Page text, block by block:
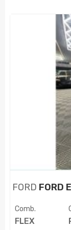
FORD FORD
Comb.
FLEX